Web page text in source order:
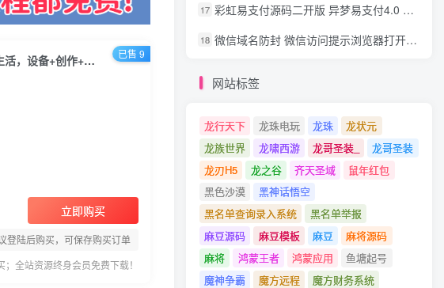
【网赚项目】用手机拍微剧情短片，使用镜头记录美好生活，设备+创作+拍摄+后期，制作全流程一网打尽
立即购买
登陆后购买，可保存购买订单
全站资源终身会员免费下载！
已售 9
17 彩虹易支付源码二开版 异梦易支付4.0 可对接官方/易支付/码支付 去除后门 美化用户中心
18 微信域名防封 微信访问提示浏览器打开 非微信访问直接打开预防域名被封域名被封包换服务
网站标签
龙行天下 龙珠电玩 龙珠
龙状元
龙族世界
龙啸西游 龙哥圣装_
龙哥圣装
龙刃H5
龙之谷 齐天圣域
鼠年红包
黑色沙漠
黑神话悟空
黑名单查询录入系统
黑名单举报
麻豆源码
麻豆模板 麻豆
麻将源码
麻将
鸿蒙王者 鸿蒙应用
鱼塘起号
魔神争霸
魔方远程
魔方财务系统